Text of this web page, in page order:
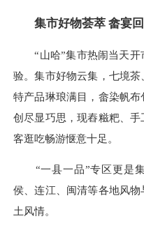
集市好物荟萃 畲宴
“山哈”集市热闹当天开
验。集市好物云集，七境
特产品琳琅满目，畲染帆
创尽显巧思，现舂糍粑、
客逛吃畅游惬意十足。
“一县一品”专区更是集
侯、连江、闽清等各地风
土风情。